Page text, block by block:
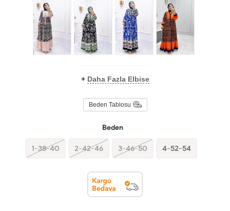
+ Daha Fazla Elbise
Beden Tablosu
Beden
1-38-40 2-42-46 3-46-50 4-52-54